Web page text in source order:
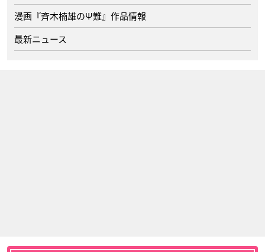
漫画『斉木楠雄のΨ難』作品情報
最新ニュース